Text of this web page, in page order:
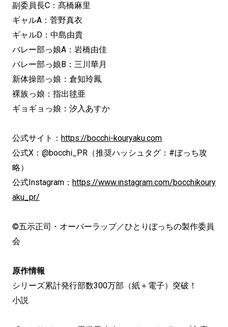
副委員長C：髙橋麻里
ギャルA：菅野真衣
ギャルD：中島由貴
バレー部っ娘A：岩橋由佳
バレー部っ娘B：三川華月
新体操部っ娘：倉知玲鳳
裸族っ娘：指出毬亜
ギョギョっ娘：汐入あすか
公式サイト： https://bocchi-kouryaku.com
公式X：@bocchi_PR（推奨ハッシュタグ：#ぼっち攻
略）
公式Instagram： https://www.instagram.com/bocchikoury
aku_pr/
©五示正司・オーバーラップ／ひとりぼっちの製作委員
会
原作情報
シリーズ累計発行部数300万部（紙＋電子）突破！
小説